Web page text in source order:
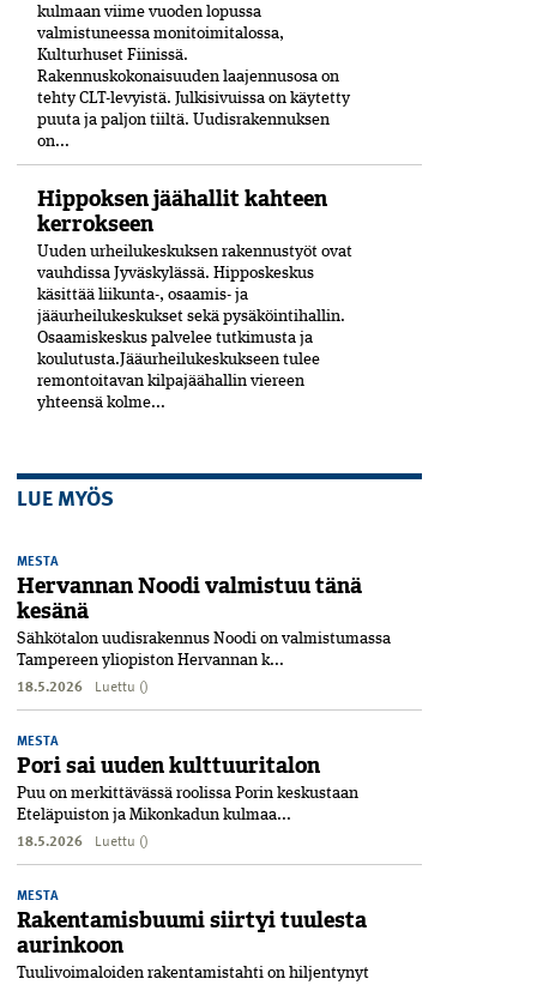
kulmaan viime vuoden lopussa
valmistuneessa moni­toimitalossa,
Kulturhuset Fiinissä.
Rakennuskokonaisuuden laajennusosa on
tehty CLT-levyistä. Julkisivuissa on käytetty
puuta ja paljon tiiltä. Uudisrakennuksen
on...
Hippoksen jäähallit kahteen
kerrokseen
Uuden urheilukeskuksen rakennustyöt ovat
vauhdissa Jyväskylässä. Hipposkeskus
käsittää liikunta-, osaamis- ja
jääurheilukeskukset sekä pysäköintihallin.
Osaamiskeskus palvelee tutkimusta ja
koulutusta.Jääurheilukeskukseen tulee
remontoitavan kilpajäähallin viereen
yhteensä kolme...
LUE MYÖS
MESTA
Hervannan Noodi valmistuu tänä
kesänä
Sähkötalon uudisrakennus Noodi on valmistumassa
Tampereen yliopiston Hervannan k...
18.5.2026 Luettu ()
MESTA
Pori sai uuden kulttuuritalon
Puu on merkittävässä roolissa Porin keskustaan
Eteläpuiston ja Mikonkadun kulmaa...
18.5.2026 Luettu ()
MESTA
Rakentamisbuumi siirtyi tuulesta
aurinkoon
Tuulivoimaloiden rakentamistahti on hiljentynyt